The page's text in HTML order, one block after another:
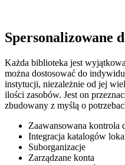
Spersonalizowane
Każda biblioteka jest
można dostosować do
instytucji, niezależnie od jej
ilości zasobów. Jest on
zbudowany z myślą o
Zaawansowana kontrola
Integracja katalogów
Suborganizacje
Zarządzane konta